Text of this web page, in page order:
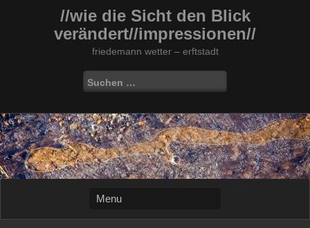
//wie die Sicht den Blick
verändert//impressionen//
friedemann wetter – erftstadt
Suchen
nach: